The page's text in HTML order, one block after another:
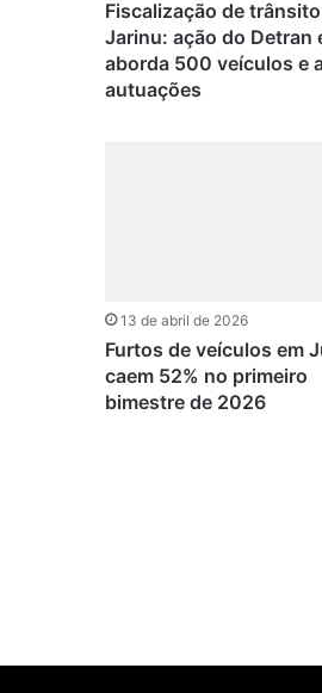
Fiscalização de
Jarinu: ação do Detran
aborda 500 veículos e
autuações
13 de abril de 2026
Furtos de veículos em
caem 52% no primeiro
bimestre de 2026